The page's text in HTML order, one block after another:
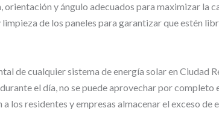
y ángulo adecuados para maximizar la
de los paneles para garantizar que estén
de cualquier sistema de energía solar en Ciudad
el día, no se puede aprovechar por completo
los residentes y empresas almacenar el exceso de